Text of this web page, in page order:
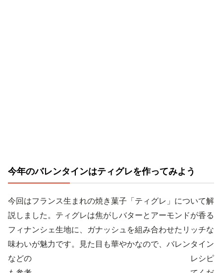
今年のバレンタインはティグレを作ってみよう
今回はフランス生まれの焼き菓子「ティグレ」について解
説しました。ティグレは焦がしバターとアーモンドが香る
フィナンシェ生地に、ガナッシュを組み合わせたリッチな
味わいが魅力です。見た目も華やかなので、バレンタイン
などの贈り物にもぴったりですよ。ぜひご紹介したレシピ